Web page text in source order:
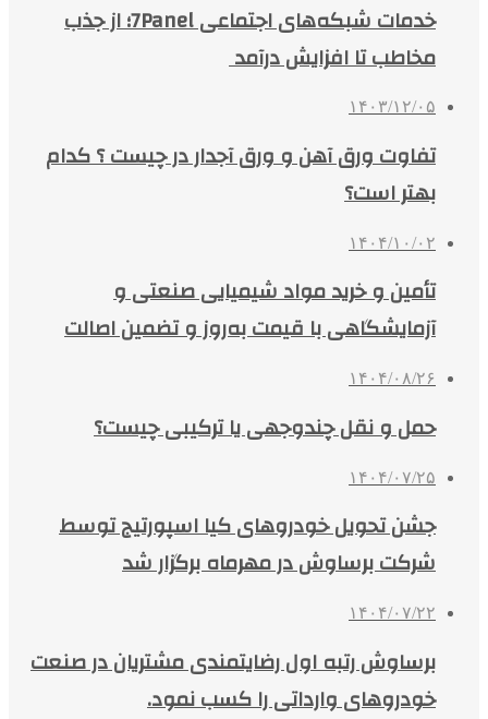
خدمات شبکه‌های اجتماعی 7Panel؛ از جذب
مخاطب تا افزایش درآمد
۱۴۰۳/۱۲/۰۵
تفاوت ورق آهن و ورق آجدار در چیست ؟ کدام
بهتر است؟
۱۴۰۴/۱۰/۰۲
تأمین و خرید مواد شیمیایی صنعتی و
آزمایشگاهی با قیمت به‌روز و تضمین اصالت
۱۴۰۴/۰۸/۲۶
حمل و نقل چندوجهی یا ترکیبی چیست؟
۱۴۰۴/۰۷/۲۵
جشن تحویل خودروهای کیا اسپورتیج توسط
شرکت برساوش در مهرماه برگزار شد
۱۴۰۴/۰۷/۲۲
برساوش رتبه اول رضایتمندی مشتریان در صنعت
خودروهای وارداتی را کسب نمود.